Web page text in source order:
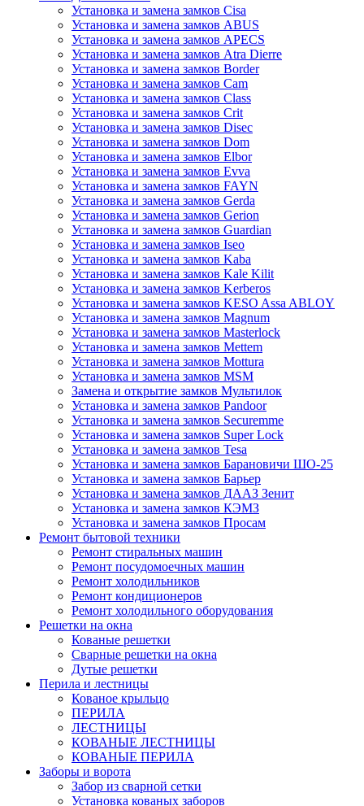
Установка и замена замков Cisa
Установка и замена замков ABUS
Установка и замена замков APECS
Установка и замена замков Atra Dierre
Установка и замена замков Border
Установка и замена замков Cam
Установка и замена замков Class
Установка и замена замков Crit
Установка и замена замков Disec
Установка и замена замков Dom
Установка и замена замков Elbor
Установка и замена замков Evva
Установка и замена замков FAYN
Установка и замена замков Gerda
Установка и замена замков Gerion
Установка и замена замков Guardian
Установка и замена замков Iseo
Установка и замена замков Kaba
Установка и замена замков Kale Kilit
Установка и замена замков Kerberos
Установка и замена замков KESO Assa ABLOY
Установка и замена замков Magnum
Установка и замена замков Masterlock
Установка и замена замков Mettem
Установка и замена замков Mottura
Установка и замена замков MSM
Замена и открытие замков Мультилок
Установка и замена замков Pandoor
Установка и замена замков Securemme
Установка и замена замков Super Lock
Установка и замена замков Tesa
Установка и замена замков Барановичи ШО-25
Установка и замена замков Барьер
Установка и замена замков ДААЗ Зенит
Установка и замена замков КЭМЗ
Установка и замена замков Просам
Ремонт бытовой техники
Ремонт стиральных машин
Ремонт посудомоечных машин
Ремонт холодильников
Ремонт кондиционеров
Ремонт холодильного оборудования
Решетки на окна
Кованые решетки
Сварные решетки на окна
Дутые решетки
Перила и лестницы
Кованое крыльцо
ПЕРИЛА
ЛЕСТНИЦЫ
КОВАНЫЕ ЛЕСТНИЦЫ
КОВАНЫЕ ПЕРИЛА
Заборы и ворота
Забор из сварной сетки
Установка кованых заборов